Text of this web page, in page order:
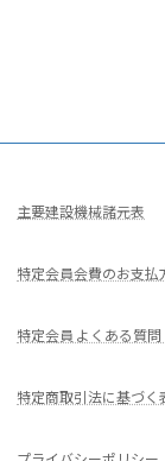
主要建設機械諸元表
特定会員会費のお支払
特定会員 よくある質問
特定商取引法に基づく